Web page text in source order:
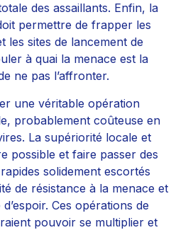
des assaillants. Enfin, la
permettre de frapper les
les sites de lancement de
à quai la menace est la
ne pas l’affronter.
une véritable opération
probablement coûteuse en
La supériorité locale et
possible et faire passer des
solidement escortés
de résistance à la menace et
Ces opérations de
pouvoir se multiplier et